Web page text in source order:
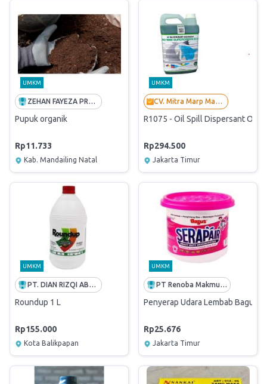
UMKM
ZEHAN FAYEZA PRATAMA
Pupuk organik
Rp11.733
Kab. Mandailing Natal
UMKM
CV. Mitra Marp Mandiri
R1075 - Oil Spill Dispersant
Rp294.500
Jakarta Timur
UMKM
PT. DIAN RIZQI ABADI
Roundup 1 L
Rp155.000
Kota Balikpapan
UMKM
PT Renoba Makmur Persada
Penyerap Udara Lembab Bagus
Rp25.676
Jakarta Timur